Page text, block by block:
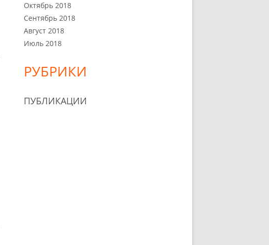
Октябрь 2018
Сентябрь 2018
Август 2018
Июль 2018
РУБРИКИ
ПУБЛИКАЦИИ